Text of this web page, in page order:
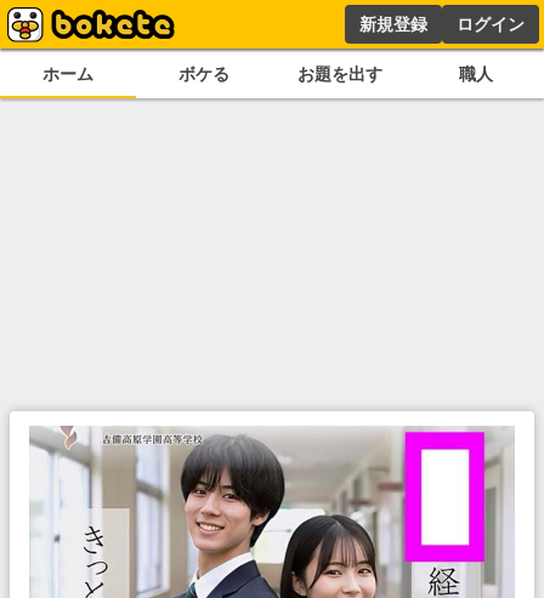
新規登録 ログイン
ホーム ボケる お題を出す 職人